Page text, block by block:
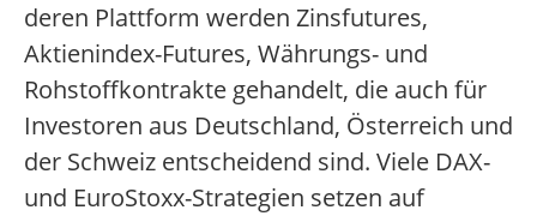
deren Plattform werden Zinsfutures,
Aktienindex-Futures, Währungs- und
Rohstoffkontrakte gehandelt, die auch für
Investoren aus Deutschland, Österreich und
der Schweiz entscheidend sind. Viele DAX-
und EuroStoxx-Strategien setzen auf